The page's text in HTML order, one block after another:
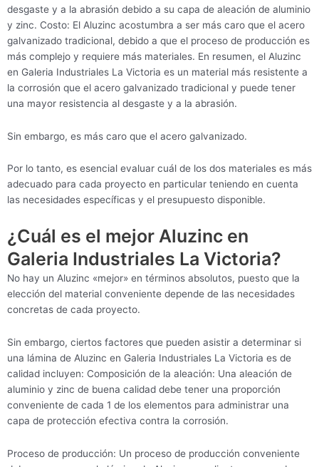
desgaste y a la abrasión debido a su capa de aleación de aluminio
y zinc. Costo: El Aluzinc acostumbra a ser más caro que el acero
galvanizado tradicional, debido a que el proceso de producción es
más complejo y requiere más materiales. En resumen, el Aluzinc
en Galeria Industriales La Victoria es un material más resistente a
la corrosión que el acero galvanizado tradicional y puede tener
una mayor resistencia al desgaste y a la abrasión.
Sin embargo, es más caro que el acero galvanizado.
Por lo tanto, es esencial evaluar cuál de los dos materiales es más
adecuado para cada proyecto en particular teniendo en cuenta
las necesidades específicas y el presupuesto disponible.
¿Cuál es el mejor Aluzinc en
Galeria Industriales La Victoria?
No hay un Aluzinc «mejor» en términos absolutos, puesto que la
elección del material conveniente depende de las necesidades
concretas de cada proyecto.
Sin embargo, ciertos factores que pueden asistir a determinar si
una lámina de Aluzinc en Galeria Industriales La Victoria es de
calidad incluyen: Composición de la aleación: Una aleación de
aluminio y zinc de buena calidad debe tener una proporción
conveniente de cada 1 de los elementos para administrar una
capa de protección efectiva contra la corrosión.
Proceso de producción: Un proceso de producción conveniente